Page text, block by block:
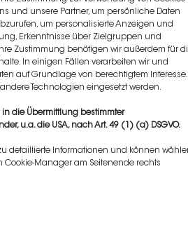
und unsere Partner, um persönliche Daten
um personalisierte Anzeigen und
Erkenntnisse über Zielgruppen und
Zustimmung benötigen wir außerdem für
In einigen Fällen verarbeiten wir und
auf Grundlage von berechtigtem Interesse.
Technologien eingesetzt werden.
die Übermittlung bestimmter
u.a. die USA, nach Art. 49 (1) (a) DSGVO.
detaillierte Informationen und können
Cookie-Manager am Seitenende rechts
stimme zu“, um
zu aktivieren